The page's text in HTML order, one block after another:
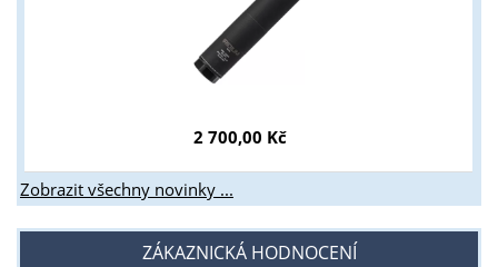
2 700,00 Kč
Zobrazit všechny novinky ...
ZÁKAZNICKÁ HODNOCENÍ